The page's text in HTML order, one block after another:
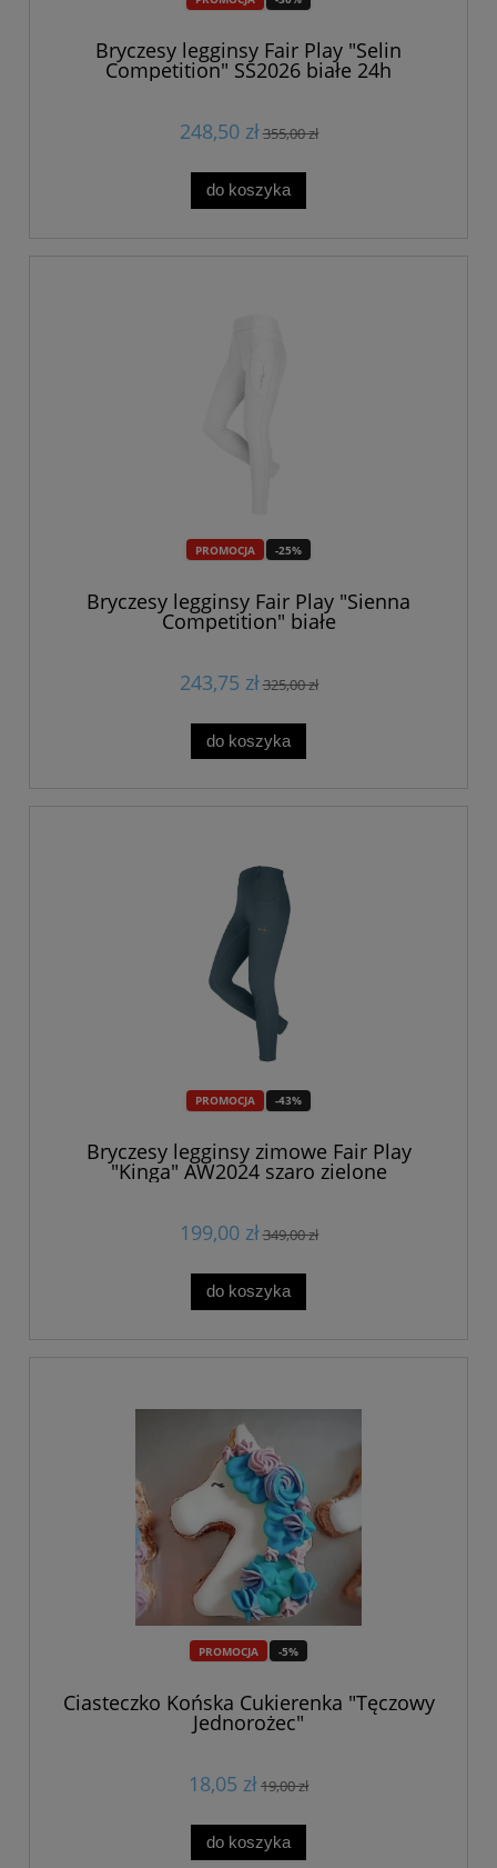
Bryczesy legginsy Fair Play "Selin
Competition" SS2026 białe 24h
248,50 zł355,00 zł
do koszyka
PROMOCJA -25%
Bryczesy legginsy Fair Play "Sienna
Competition" białe
243,75 zł325,00 zł
do koszyka
PROMOCJA -43%
Bryczesy legginsy zimowe Fair Play
"Kinga" AW2024 szaro zielone
199,00 zł349,00 zł
do koszyka
PROMOCJA -5%
Ciasteczko Końska Cukierenka "Tęczowy
Jednorożec"
18,05 zł19,00 zł
do koszyka